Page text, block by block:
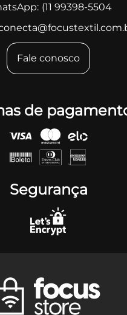
(11 99398-5504
Fale conosco
de
Segurança